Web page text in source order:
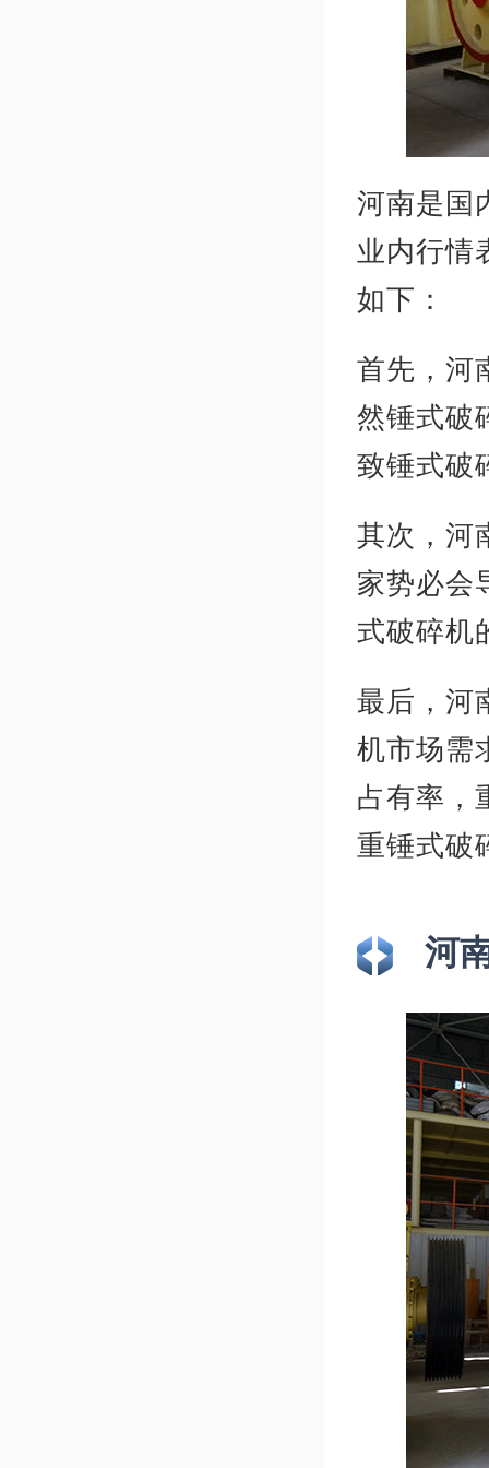
河南是国
业内行情
如下：
首先，河
然锤式破
致锤式破
其次，河
家势必会
式破碎机
最后，河
机市场需
占有率，
重锤式破
河